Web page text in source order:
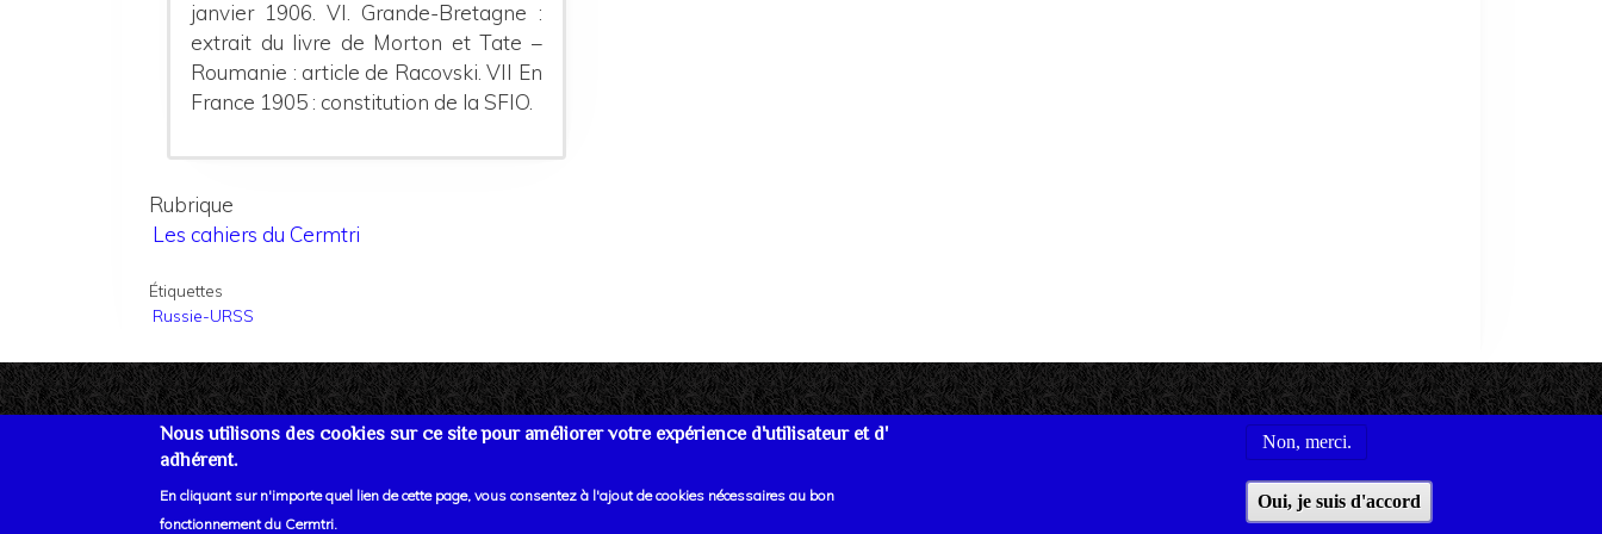
Nous utilisons des cookies sur ce site pour améliorer votre expérience d'utilisateur et d'
adhérent.
En cliquant sur n'importe quel lien de cette page, vous consentez à l'ajout de cookies nécessaires au bon
fonctionnement du Cermtri.
Non, merci.
Oui, je suis d'accord
janvier 1906.VI. Grande-Bretagne :
extrait du livre de Morton et Tate –
Roumanie : article de Racovski.VII En
France 1905 : constitution de la SFIO.
Rubrique
Les cahiers du Cermtri
Étiquettes
Russie-URSS
Se connecter Conditions générales d'utilisation